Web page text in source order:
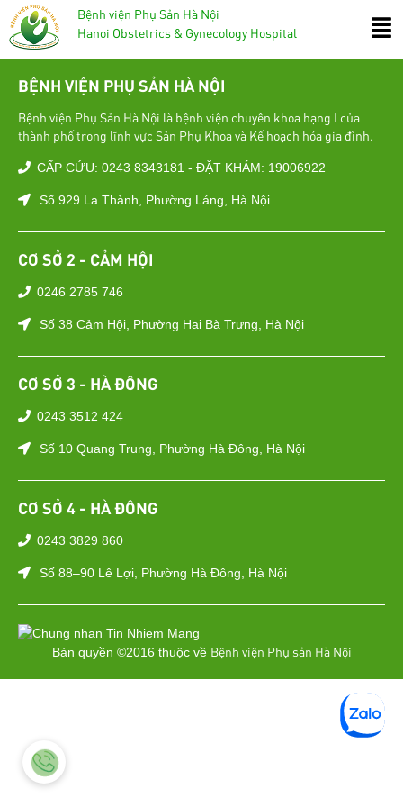
Bệnh viện Phụ Sản Hà Nội
Hanoi Obstetrics & Gynecology Hospital
BỆNH VIỆN PHỤ SẢN HÀ NỘI
Bệnh viện Phụ Sản Hà Nội là bệnh viện chuyên khoa hạng I của
thành phố trong lĩnh vực Sản Phụ Khoa và Kế hoạch hóa gia đình.
CẤP CỨU: 0243 8343181 - ĐẶT KHÁM: 19006922
Số 929 La Thành, Phường Láng, Hà Nội
CƠ SỞ 2 - CẢM HỘI
0246 2785 746
Số 38 Cảm Hội, Phường Hai Bà Trưng, Hà Nội
CƠ SỞ 3 - HÀ ĐÔNG
0243 3512 424
Số 10 Quang Trung, Phường Hà Đông, Hà Nội
CƠ SỞ 4 - HÀ ĐÔNG
0243 3829 860
Số 88–90 Lê Lợi, Phường Hà Đông, Hà Nội
Bản quyền ©2016 thuộc về Bệnh viện Phụ sản Hà Nội